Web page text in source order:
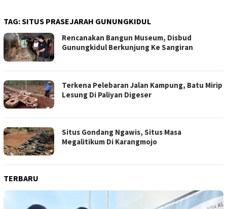
TAG:SITUS PRASEJARAH GUNUNGKIDUL
Rencanakan Bangun Museum, Disbud
Gunungkidul Berkunjung Ke Sangiran
Terkena Pelebaran Jalan Kampung, Batu Mirip
Lesung Di Paliyan Digeser
Situs Gondang Ngawis, Situs Masa
Megalitikum Di Karangmojo
TERBARU